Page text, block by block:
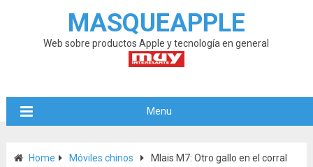
MASQUEAPPLE
Web sobre productos Apple y tecnología en general
Menu
Home Móviles chinos Mlais M7: Otro gallo en el corral